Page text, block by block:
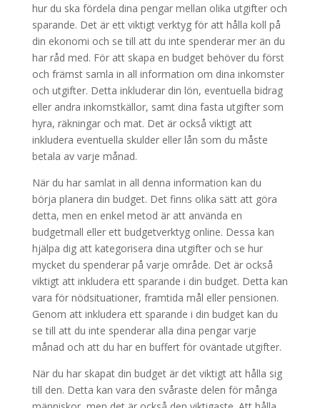
hur du ska fördela dina pengar mellan olika utgifter och
sparande. Det är ett viktigt verktyg för att hålla koll på
din ekonomi och se till att du inte spenderar mer än du
har råd med. För att skapa en budget behöver du först
och främst samla in all information om dina inkomster
och utgifter. Detta inkluderar din lön, eventuella bidrag
eller andra inkomstkällor, samt dina fasta utgifter som
hyra, räkningar och mat. Det är också viktigt att
inkludera eventuella skulder eller lån som du måste
betala av varje månad.
När du har samlat in all denna information kan du
börja planera din budget. Det finns olika sätt att göra
detta, men en enkel metod är att använda en
budgetmall eller ett budgetverktyg online. Dessa kan
hjälpa dig att kategorisera dina utgifter och se hur
mycket du spenderar på varje område. Det är också
viktigt att inkludera ett sparande i din budget. Detta kan
vara för nödsituationer, framtida mål eller pensionen.
Genom att inkludera ett sparande i din budget kan du
se till att du inte spenderar alla dina pengar varje
månad och att du har en buffert för oväntade utgifter.
När du har skapat din budget är det viktigt att hålla sig
till den. Detta kan vara den svåraste delen för många